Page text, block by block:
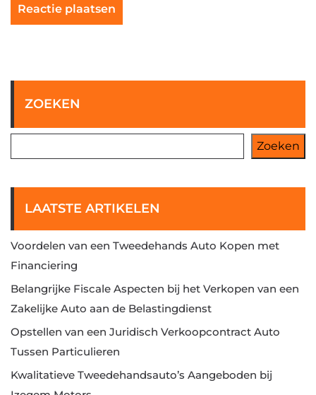
ZOEKEN
Zoeken
LAATSTE ARTIKELEN
Voordelen van een Tweedehands Auto Kopen met
Financiering
Belangrijke Fiscale Aspecten bij het Verkopen van een
Zakelijke Auto aan de Belastingdienst
Opstellen van een Juridisch Verkoopcontract Auto
Tussen Particulieren
Kwalitatieve Tweedehandsauto’s Aangeboden bij